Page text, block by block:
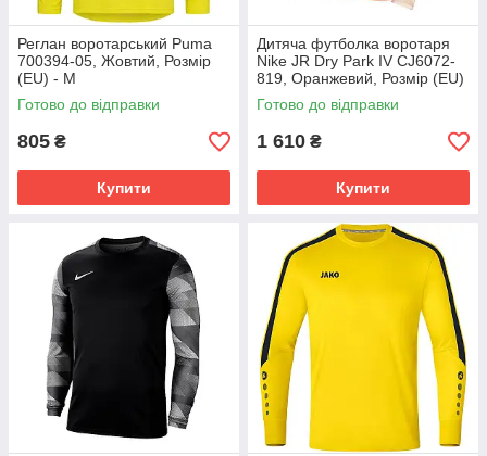
Реглан воротарський Puma
700394-05, Жовтий, Розмір
(EU) - M
Готово до відправки
805 ₴
Купити
Дитяча футболка воротаря
Nike JR Dry Park IV CJ6072-
819, Оранжевий, Розмір (EU)
- 152cm
Готово до відправки
1 610 ₴
Купити